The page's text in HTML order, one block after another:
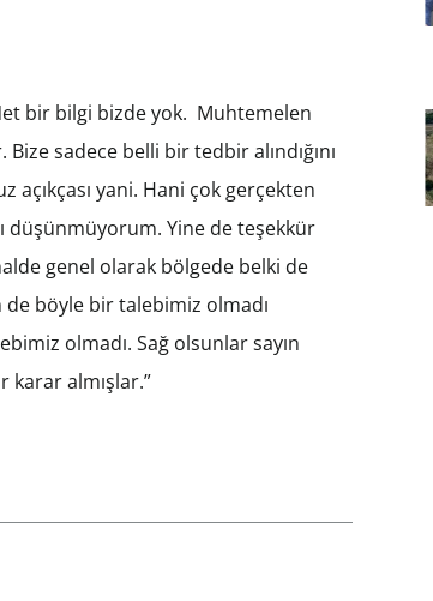
bir bilgi bizde yok. Muhtemelen
sadece belli bir tedbir alındığını
yani. Hani çok gerçekten
düşünmüyorum. Yine de teşekkür
genel olarak bölgede belki de
böyle bir talebimiz olmadı
olmadı. Sağ olsunlar sayın
karar almışlar.”